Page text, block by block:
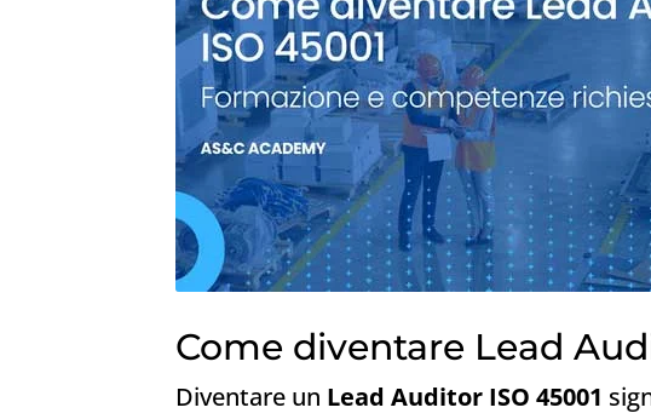
Come diventare Lead
Diventare un Lead Auditor ISO 45001